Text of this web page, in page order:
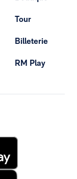
Tour
Billeterie
RM Play